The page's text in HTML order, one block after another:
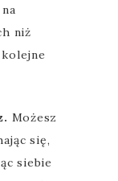
niż
Możesz
się,
siebie